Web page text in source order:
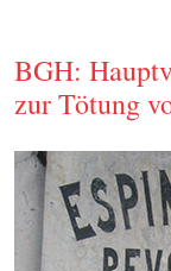
BGH:
zur Tötung